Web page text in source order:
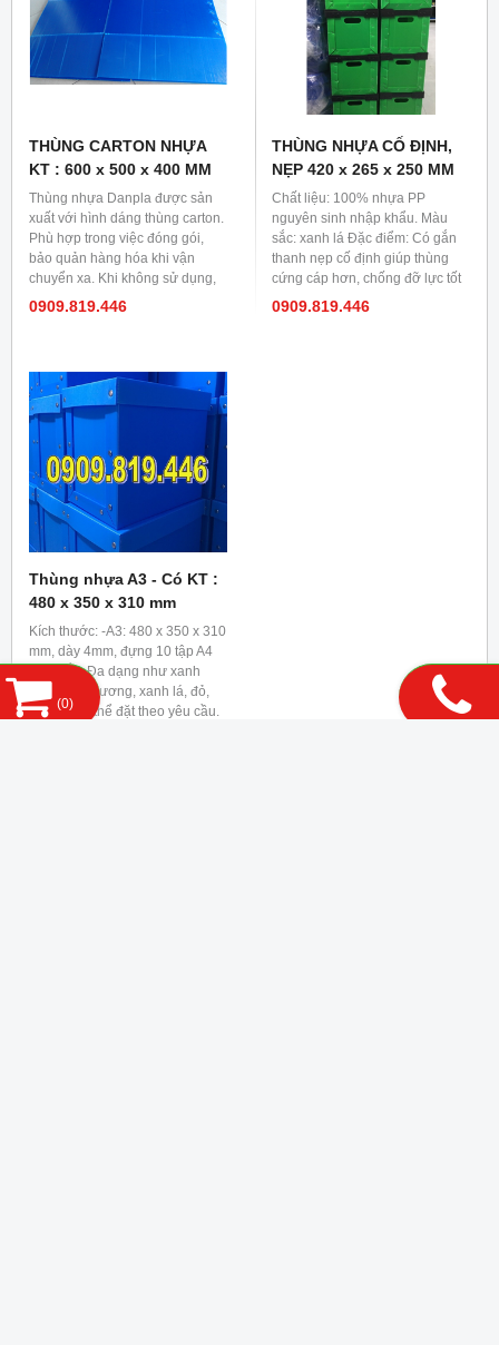
THÙNG CARTON NHỰA
KT : 600 x 500 x 400 MM
Thùng nhựa Danpla được sản
xuất với hình dáng thùng carton.
Phù hợp trong việc đóng gói,
bảo quản hàng hóa khi vận
chuyển xa. Khi không sử dụng,
có thể gấp gọn lại và cất, tiết
0909.819.446
THÙNG NHỰA CỐ ĐỊNH,
NẸP 420 x 265 x 250 MM
Chất liệu: 100% nhựa PP
nguyên sinh nhập khẩu. Màu
sắc: xanh lá Đặc điểm: Có gắn
thanh nẹp cố định giúp thùng
cứng cáp hơn, chống đỡ lực tốt
hơn. Thùng nhựa đáy cố định
0909.819.446
Thùng nhựa A3 - Có KT :
480 x 350 x 310 mm
Kích thước: -A3: 480 x 350 x 310
mm, dày 4mm, đựng 10 tập A4
Màu sắc: Đa dạng như xanh
lam, xanh dương, xanh lá, đỏ,
vàng..., có thể đặt theo yêu cầu.
(0)